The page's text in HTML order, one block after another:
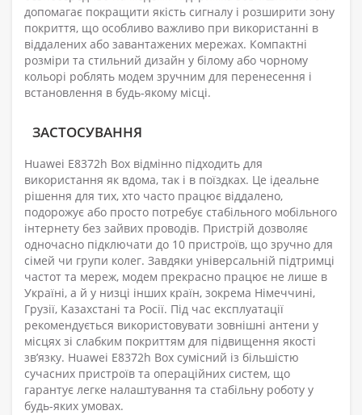
допомагає покращити якість сигналу і розширити зону
покриття, що особливо важливо при використанні в
віддалених або завантажених мережах. Компактні
розміри та стильний дизайн у білому або чорному
кольорі роблять модем зручним для перенесення і
встановлення в будь-якому місці.
ЗАСТОСУВАННЯ
Huawei E8372h Box відмінно підходить для
використання як вдома, так і в поїздках. Це ідеальне
рішення для тих, хто часто працює віддалено,
подорожує або просто потребує стабільного мобільного
інтернету без зайвих проводів. Пристрій дозволяє
одночасно підключати до 10 пристроїв, що зручно для
сімей чи групи колег. Завдяки універсальній підтримці
частот та мереж, модем прекрасно працює не лише в
Україні, а й у низці інших країн, зокрема Німеччині,
Грузії, Казахстані та Росії. Під час експлуатації
рекомендується використовувати зовнішні антени у
місцях зі слабким покриттям для підвищення якості
зв’язку. Huawei E8372h Box сумісний із більшістю
сучасних пристроїв та операційних систем, що
гарантує легке налаштування та стабільну роботу у
будь-яких умовах.